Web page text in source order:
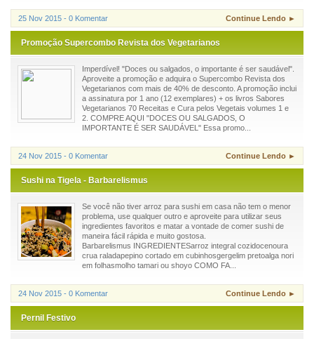
25 Nov 2015 - 0 Komentar Continue Lendo ►
Promoção Supercombo Revista dos Vegetarianos
Imperdível! "Doces ou salgados, o importante é ser saudável".
Aproveite a promoção e adquira o Supercombo Revista dos
Vegetarianos com mais de 40% de desconto. A promoção inclui
a assinatura por 1 ano (12 exemplares) + os livros Sabores
Vegetarianos 70 Receitas e Cura pelos Vegetais volumes 1 e
2. COMPRE AQUI "DOCES OU SALGADOS, O
IMPORTANTE É SER SAUDÁVEL" Essa promo...
24 Nov 2015 - 0 Komentar Continue Lendo ►
Sushi na Tigela - Barbarelismus
Se você não tiver arroz para sushi em casa não tem o menor
problema, use qualquer outro e aproveite para utilizar seus
ingredientes favoritos e matar a vontade de comer sushi de
maneira fácil rápida e muito gostosa.
Barbarelismus INGREDIENTESarroz integral cozidocenoura
crua raladapepino cortado em cubinhosgergelim pretoalga nori
em folhasmolho tamari ou shoyo COMO FA...
24 Nov 2015 - 0 Komentar Continue Lendo ►
Pernil Festivo